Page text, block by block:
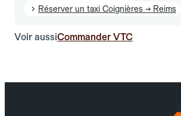
Réserver un taxi Coignières → Reims
Voir aussiCommander VTC